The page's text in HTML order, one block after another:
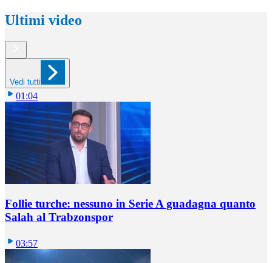
Ultimi video
Vedi tutti
01:04
Follie turche: nessuno in Serie A guadagna quanto
Salah al Trabzonspor
03:57